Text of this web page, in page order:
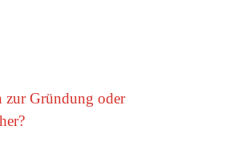
zur Gründung oder